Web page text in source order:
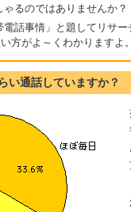
るのではありませんか？
話事情」と題してリサー
方がよ～くわかりますよ。
い通話していますか？